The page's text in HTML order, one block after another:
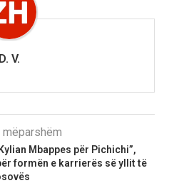
D. V.
Mbappes për Pichichi”,
formën e karrierës së yllit të